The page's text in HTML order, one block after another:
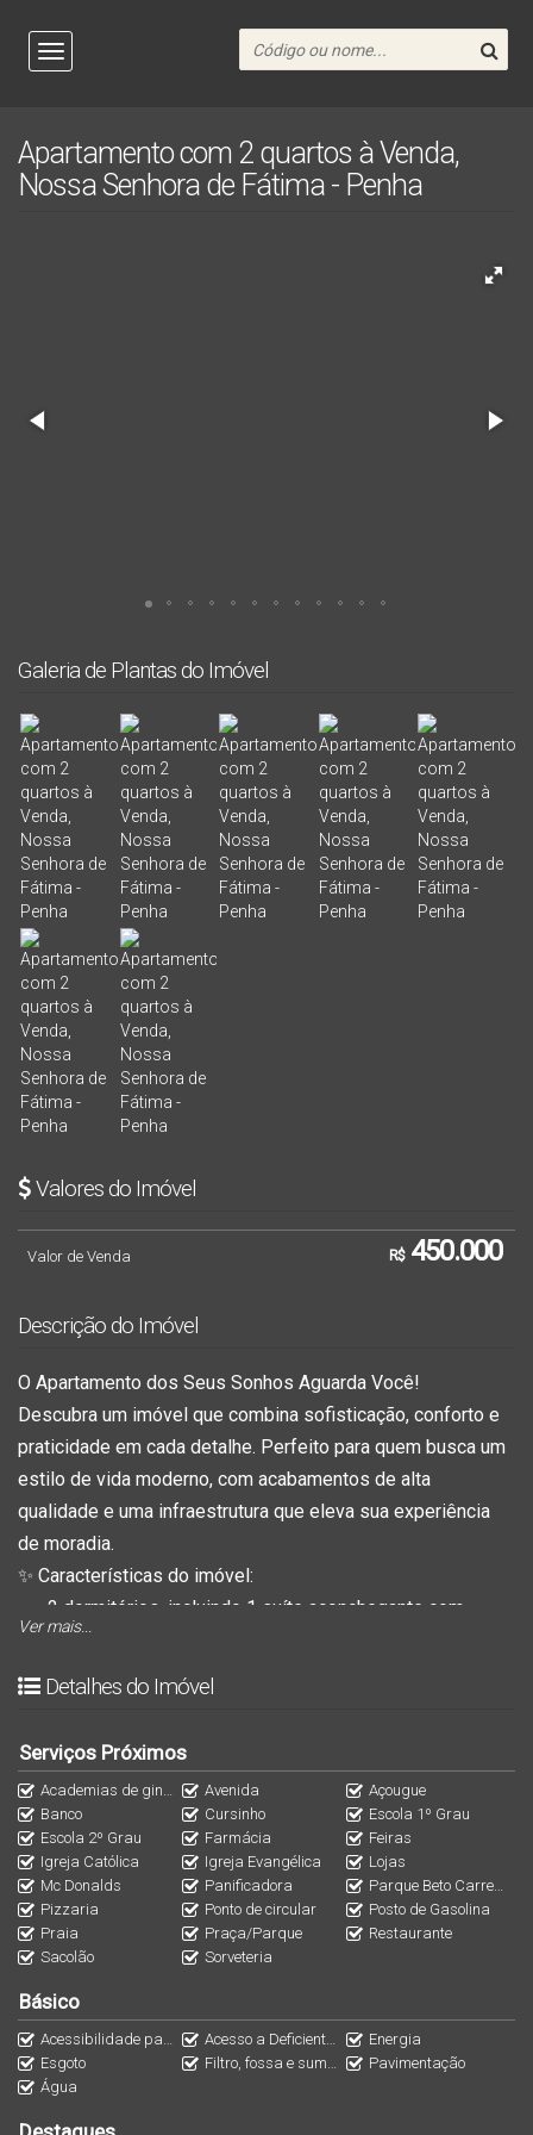
Apartamento com 2 quartos à Venda,
Nossa Senhora de Fátima - Penha
Galeria de Plantas do Imóvel
Valores do Imóvel
R$450.000
Valor de Venda
Descrição do Imóvel
O Apartamento dos Seus Sonhos Aguarda Você!
Descubra um imóvel que combina sofisticação, conforto e
praticidade em cada detalhe. Perfeito para quem busca um
estilo de vida moderno, com acabamentos de alta
qualidade e uma infraestrutura que eleva sua experiência
de moradia.
✨ Características do imóvel:
2 dormitórios , incluindo 1 suíte aconchegante com
espaço para momentos de tranquilidade.
1 vaga de garagem
exclusiva para o seu conforto.
contemporâneo e elegante.
Varanda gourmet com churrasqueira , o lugar ideal para
receber amigos e familiares em grande estilo.
Banheiro social
completo e áreas projetadas para
oferecer funcionalidade e beleza.
Preparação para splite sistemas modernos de alarme e
interfone, garantindo segurança e conforto.
✨ Diferenciais do condomínio:
Piscina para adultos, perfeita para os dias de lazer e
relaxamento.
Salão de festas equipado, para celebrar momentos
especiais com quem você ama.
Ver mais...
Detalhes do Imóvel
Serviços Próximos
Academias de ginástica Avenida
Açougue
Banco
Cursinho
Escola 1º Grau
Escola 2º Grau
Farmácia
Feiras
Igreja Católica
Igreja Evangélica
Lojas
Mc Donalds
Panificadora
Parque Beto Carrero World
Pizzaria
Ponto de circular
Posto de Gasolina
Praia
Praça/Parque
Restaurante
Sacolão
Sorveteria
Básico
Acessibilidade para PNE Acesso a Deficientes
Energia
Esgoto
Filtro, fossa e sumidouro
Pavimentação
Água